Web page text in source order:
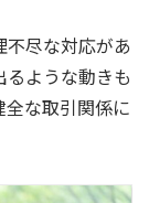
尽な対応があ
ような動きも
な取引関係に